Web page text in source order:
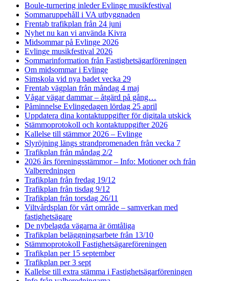
Boule-turnering inleder Evlinge musikfestival
Sommaruppehåll i VA utbyggnaden
Frentab trafikplan från 24 juni
Nyhet nu kan vi använda Kivra
Midsommar på Evlinge 2026
Evlinge musikfestival 2026
Sommarinformation från Fastighetsägarföreningen
Om midsommar i Evlinge
Simskola vid nya badet vecka 29
Frentab vägplan från måndag 4 maj
Vågar vägar dammar – åtgärd på gång…
Påminnelse Evlingedagen lördag 25 april
Uppdatera dina kontaktuppgifter för digitala utskick
Stämmoprotokoll och kontaktuppgifter 2026
Kallelse till stämmor 2026 – Evlinge
Slyröjning längs strandpromenaden från vecka 7
Trafikplan från måndag 2/2
2026 års föreningsstämmor – Info: Motioner och från
Valberedningen
Trafikplan från fredag 19/12
Trafikplan från tisdag 9/12
Trafikplan från torsdag 26/11
Viltvårdsplan för vårt område – samverkan med
fastighetsägare
De nybelagda vägarna är ömtåliga
Trafikplan beläggningsarbete från 13/10
Stämmoprotokoll Fastighetsägareföreningen
Trafikplan per 15 september
Trafikplan per 3 sept
Kallelse till extra stämma i Fastighetsägarföreningen